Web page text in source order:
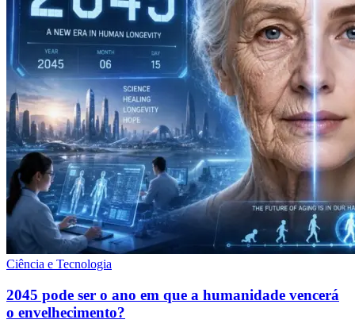
Ciência e Tecnologia
2045 pode ser o ano em que a humanidade vencerá
o envelhecimento?